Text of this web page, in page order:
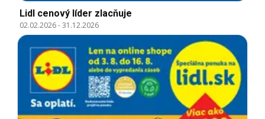
Lidl cenový líder zlacňuje
02.02.2026-31.12.2026